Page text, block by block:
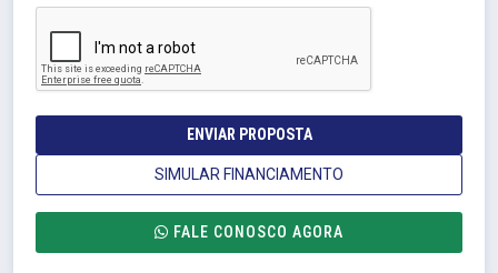
ENVIAR PROPOSTA
SIMULAR FINANCIAMENTO
FALE CONOSCO AGORA